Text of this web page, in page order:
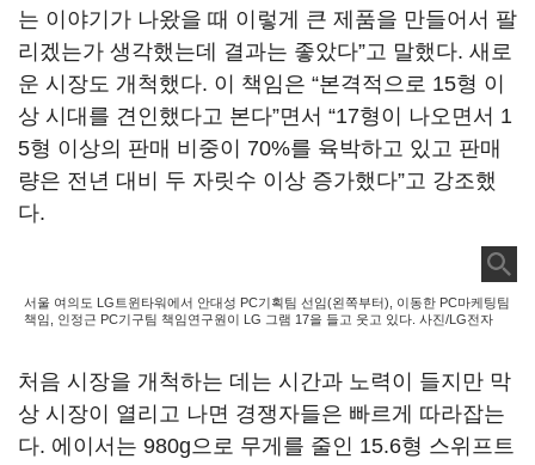
는 이야기가 나왔을 때 이렇게 큰 제품을 만들어서 팔
리겠는가 생각했는데 결과는 좋았다”고 말했다. 새로
운 시장도 개척했다. 이 책임은 “본격적으로 15형 이
상 시대를 견인했다고 본다”면서 “17형이 나오면서 1
5형 이상의 판매 비중이 70%를 육박하고 있고 판매
량은 전년 대비 두 자릿수 이상 증가했다”고 강조했
다.
서울 여의도 LG트윈타워에서 안대성 PC기획팀 선임(왼쪽부터), 이동한 PC마케팅팀
책임, 인정근 PC기구팀 책임연구원이 LG 그램 17을 들고 웃고 있다. 사진/LG전자
처음 시장을 개척하는 데는 시간과 노력이 들지만 막
상 시장이 열리고 나면 경쟁자들은 빠르게 따라잡는
다. 에이서는 980g으로 무게를 줄인 15.6형 스위프트